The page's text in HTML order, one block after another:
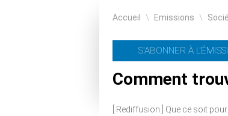
Accueil \ Emissions \
S'ABONNER À
Comment
[ Rediffusion ] Que ce soit